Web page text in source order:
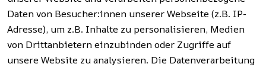
Daten von Besucher:innen unserer Webseite (z.B. IP-
Adresse), um z.B. Inhalte zu personalisieren, Medien
von Drittanbietern einzubinden oder Zugriffe auf
unsere Website zu analysieren. Die Datenverarbeitung
Garten,
Haushalt
und mehr.
t
Hinweise zur
Batterieentso
rgung
Häufige
Fragen
(FAQ)